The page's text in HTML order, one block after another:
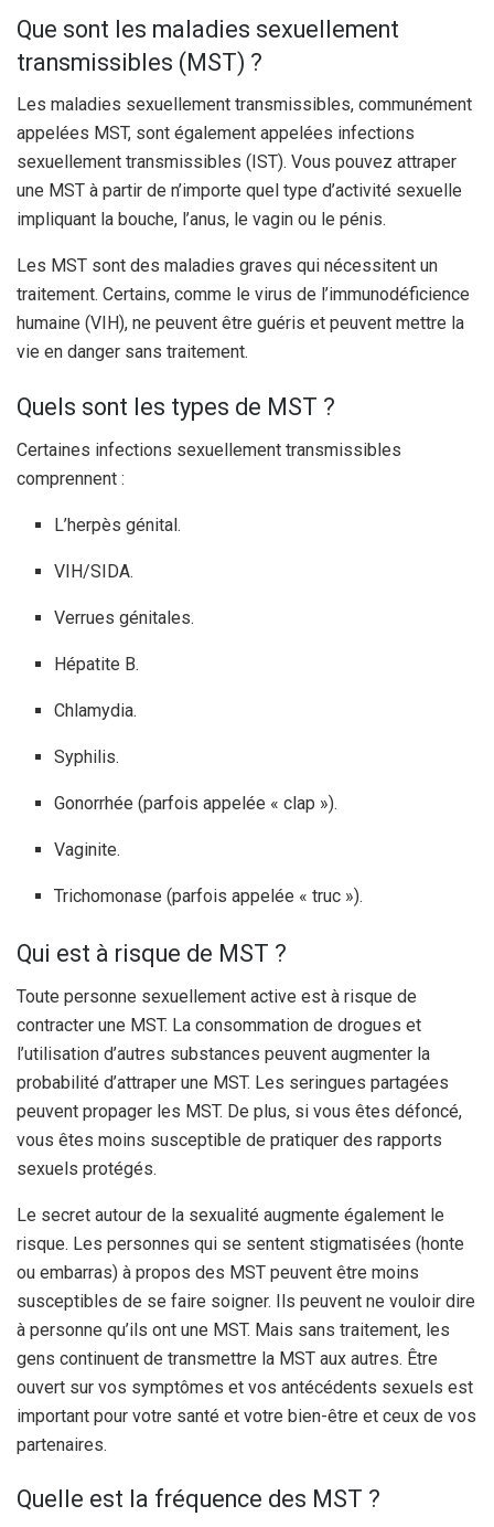
Que sont les maladies sexuellement
transmissibles (MST) ?
Les maladies sexuellement transmissibles, communément
appelées MST, sont également appelées infections
sexuellement transmissibles (IST). Vous pouvez attraper
une MST à partir de n’importe quel type d’activité sexuelle
impliquant la bouche, l’anus, le vagin ou le pénis.
Les MST sont des maladies graves qui nécessitent un
traitement. Certains, comme le virus de l’immunodéficience
humaine (VIH), ne peuvent être guéris et peuvent mettre la
vie en danger sans traitement.
Quels sont les types de MST ?
Certaines infections sexuellement transmissibles
comprennent :
L’herpès génital.
VIH/SIDA.
Verrues génitales.
Hépatite B.
Chlamydia.
Syphilis.
Gonorrhée (parfois appelée « clap »).
Vaginite.
Trichomonase (parfois appelée « truc »).
Qui est à risque de MST ?
Toute personne sexuellement active est à risque de
contracter une MST. La consommation de drogues et
l’utilisation d’autres substances peuvent augmenter la
probabilité d’attraper une MST. Les seringues partagées
peuvent propager les MST. De plus, si vous êtes défoncé,
vous êtes moins susceptible de pratiquer des rapports
sexuels protégés.
Le secret autour de la sexualité augmente également le
risque. Les personnes qui se sentent stigmatisées (honte
ou embarras) à propos des MST peuvent être moins
susceptibles de se faire soigner. Ils peuvent ne vouloir dire
à personne qu’ils ont une MST. Mais sans traitement, les
gens continuent de transmettre la MST aux autres. Être
ouvert sur vos symptômes et vos antécédents sexuels est
important pour votre santé et votre bien-être et ceux de vos
partenaires.
Quelle est la fréquence des MST ?